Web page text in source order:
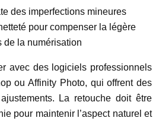
des imperfections mineures
pour compenser la légère
de la numérisation
avec des logiciels professionnels
ou Affinity Photo, qui offrent des
La retouche doit être
pour maintenir l’aspect naturel et